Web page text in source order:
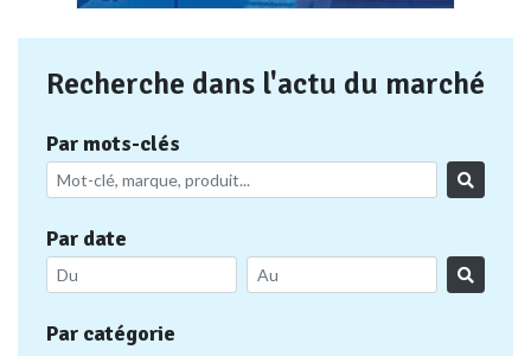
Recherche dans l'actu du marché
Par mots-clés
Par date
Par catégorie